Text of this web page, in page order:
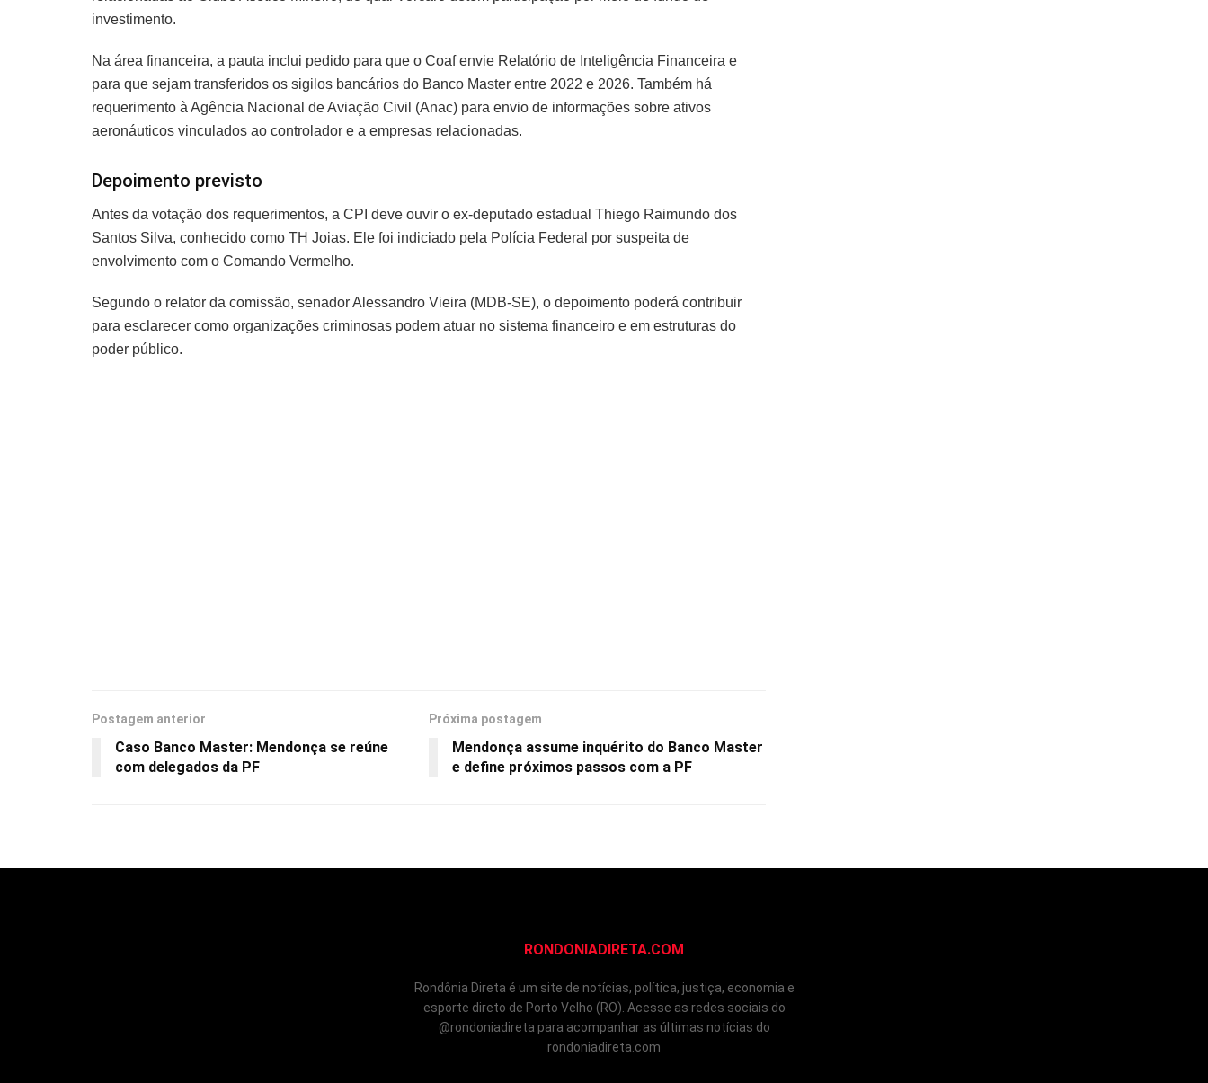
investimento.
Na área financeira, a pauta inclui pedido para que o Coaf envie Relatório de Inteligência Financeira e
para que sejam transferidos os sigilos bancários do Banco Master entre 2022 e 2026. Também há
requerimento à Agência Nacional de Aviação Civil (Anac) para envio de informações sobre ativos
aeronáuticos vinculados ao controlador e a empresas relacionadas.
Depoimento previsto
Antes da votação dos requerimentos, a CPI deve ouvir o ex-deputado estadual Thiego Raimundo dos
Santos Silva, conhecido como TH Joias. Ele foi indiciado pela Polícia Federal por suspeita de
envolvimento com o Comando Vermelho.
Segundo o relator da comissão, senador Alessandro Vieira (MDB-SE), o depoimento poderá contribuir
para esclarecer como organizações criminosas podem atuar no sistema financeiro e em estruturas do
poder público.
Postagem anterior
Caso Banco Master: Mendonça se reúne
com delegados da PF
Próxima postagem
Mendonça assume inquérito do Banco Master
e define próximos passos com a PF
RONDONIADIRETA.COM
Rondônia Direta é um site de notícias, política, justiça, economia e
esporte direto de Porto Velho (RO). Acesse as redes sociais do
@rondoniadireta para acompanhar as últimas notícias do
rondoniadireta.com